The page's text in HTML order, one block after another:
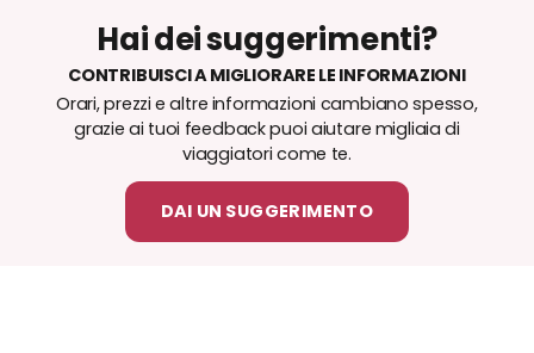
Hai dei suggerimenti?
CONTRIBUISCI A MIGLIORARE LE INFORMAZIONI
Orari, prezzi e altre informazioni cambiano spesso,
grazie ai tuoi feedback puoi aiutare migliaia di
viaggiatori come te.
DAI UN SUGGERIMENTO